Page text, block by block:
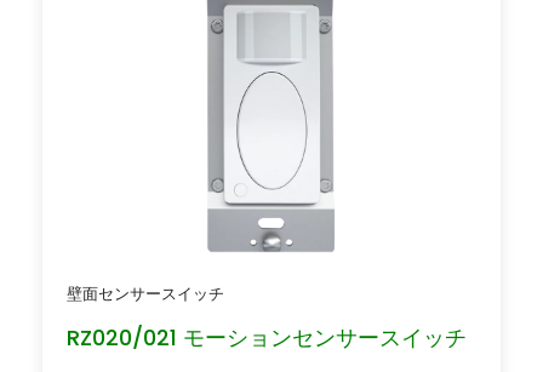
壁面センサースイッチ
RZ020/021 モーションセンサースイッチ